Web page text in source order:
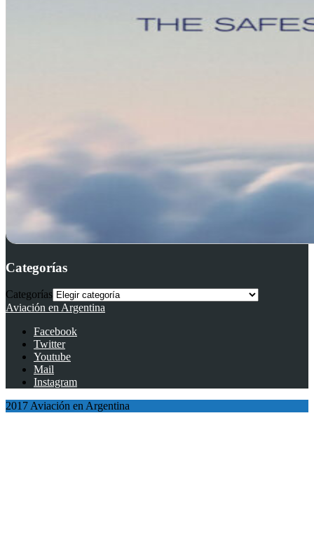
Categorías
Categorías
Aviación en Argentina
Facebook
Twitter
Youtube
Mail
Instagram
2017 Aviación en Argentina